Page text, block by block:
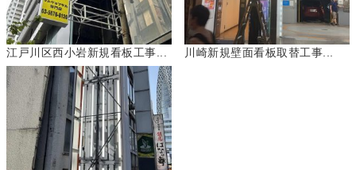
江戸川区西小岩新規看板工事... 川崎新規壁面看板取替工事...